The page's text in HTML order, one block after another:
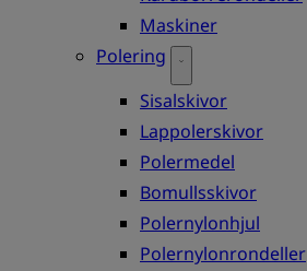
Maskiner
Polering
Sisalskivor
Lappolerskivor
Polermedel
Bomullsskivor
Polernylonhjul
Polernylonrondeller